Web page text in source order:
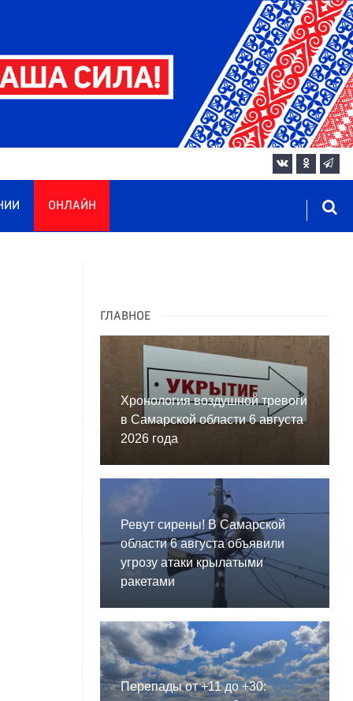
ОНЛАЙН
ГЛАВНОЕ
Хронология воздушной тревоги
в Самарской области 6 августа
2026 года
Ревут сирены! В Самарской
области 6 августа объявили
угрозу атаки крылатыми
ракетами
Перепады от +11 до +30: